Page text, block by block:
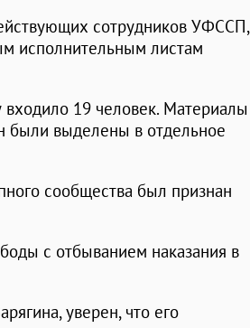
сотрудников УФССП,
исполнительным листам
19 человек. Материалы
были выделены в отдельное
сообщества был признан
с отбыванием наказания в
уверен, что его